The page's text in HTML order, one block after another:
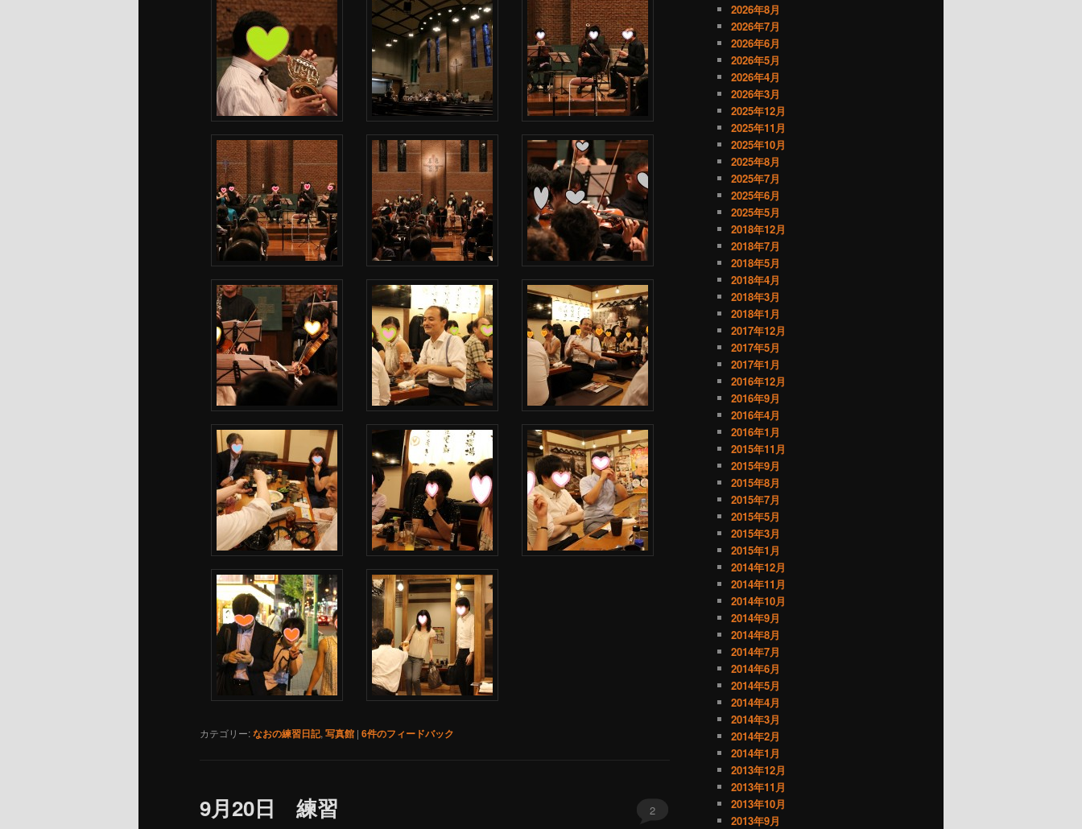
カテゴリー:なおの練習日記, 写真館 | 6件のフィードバック
9月20日 練習 2
2026年8月
2026年7月
2026年6月
2026年5月
2026年4月
2026年3月
2025年12月
2025年11月
2025年10月
2025年8月
2025年7月
2025年6月
2025年5月
2018年12月
2018年7月
2018年5月
2018年4月
2018年3月
2018年1月
2017年12月
2017年5月
2017年1月
2016年12月
2016年9月
2016年4月
2016年1月
2015年11月
2015年9月
2015年8月
2015年7月
2015年5月
2015年3月
2015年1月
2014年12月
2014年11月
2014年10月
2014年9月
2014年8月
2014年7月
2014年6月
2014年5月
2014年4月
2014年3月
2014年2月
2014年1月
2013年12月
2013年11月
2013年10月
2013年9月